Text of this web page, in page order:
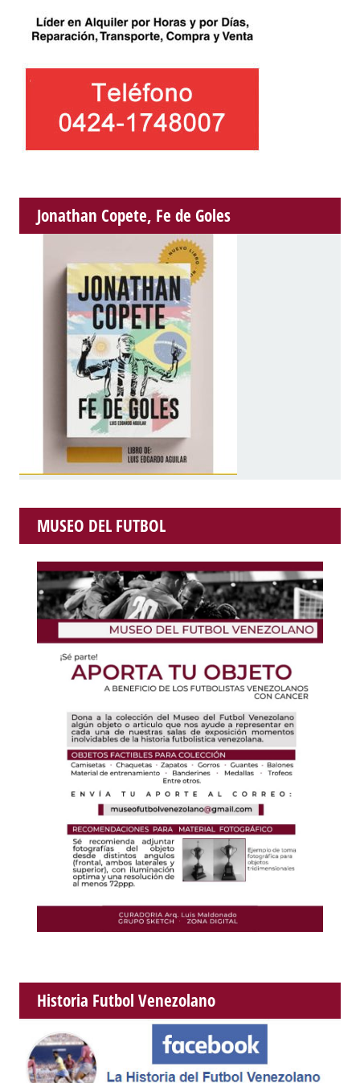
Jonathan Copete, Fe de Goles
MUSEO DEL FUTBOL
Historia Futbol Venezolano